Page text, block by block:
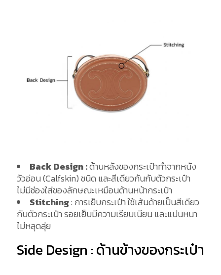
Back Design :ด้านหลังของกระเป๋าทำจากหนัง
วัวอ่อน (Calfskin) ชนิด และสีเดียวกันกับตัวกระเป๋า
ไม่มีช่องใส่ของลักษณะเหมือนด้านหน้ากระเป๋า
Stitching: การเย็บกระเป๋า ใช้เส้นด้ายเป็นสีเดียว
กับตัวกระเป๋า รอยเย็บมีความเรียบเนียน และแน่นหนา
ไม่หลุดลุ่ย
Side Design : ด้านข้างของกระเป๋า